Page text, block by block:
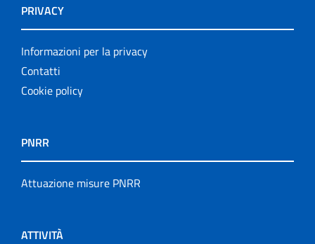
PRIVACY
Informazioni per la privacy
Contatti
Cookie policy
PNRR
Attuazione misure PNRR
ATTIVITÀ